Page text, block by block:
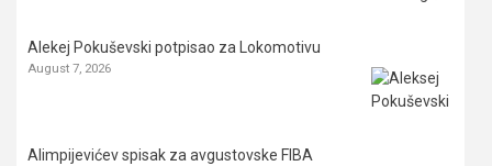
Alekej Pokuševski potpisao za Lokomotivu
August 7, 2026
Alimpijevićev spisak za avgustovske FIBA